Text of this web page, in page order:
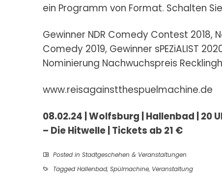
ein Programm von Format. Schalten
Gewinner NDR Comedy Contest 2018,
Comedy 2019, Gewinner sPEZiALIST
Nominierung Nachwuchspreis
www.reisagainstthespuelmachine.de
08.02.24 | Wolfsburg | Hallenbad | 20
– Die Hitwelle | Tickets ab 21 €
Posted in Stadtgeschehen & Veranstaltungen
Tagged Hallenbad, Spülmachine, Veranstaltung